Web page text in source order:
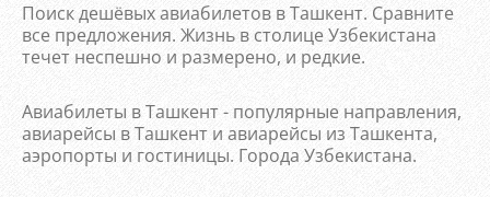
Поиск дешёвых авиабилетов в Ташкент. Сравните
все предложения. Жизнь в столице Узбекистана
течет неспешно и размерено, и редкие.
Авиабилеты в Ташкент - популярные направления,
авиарейсы в Ташкент и авиарейсы из Ташкента,
аэропорты и гостиницы. Города Узбекистана.